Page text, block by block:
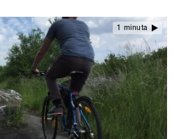
1 minuta